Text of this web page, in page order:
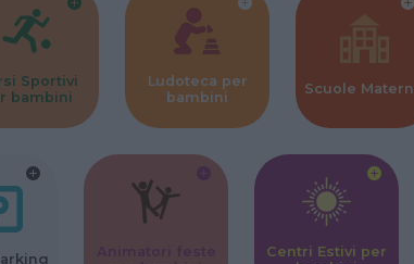
Sportivi
bambini
Ludoteca per
bambini
Scuole
Centri Estivi per